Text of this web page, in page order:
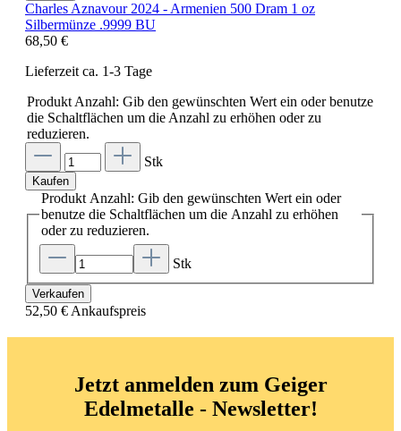
Charles Aznavour 2024 - Armenien 500 Dram 1 oz
Silbermünze .9999 BU
68,50 €
Lieferzeit ca. 1-3 Tage
Produkt Anzahl: Gib den gewünschten Wert ein oder benutze
die Schaltflächen um die Anzahl zu erhöhen oder zu
reduzieren.
Stk
Kaufen
Produkt Anzahl: Gib den gewünschten Wert ein oder
benutze die Schaltflächen um die Anzahl zu erhöhen
oder zu reduzieren.
Stk
Verkaufen
52,50 € Ankaufspreis
Jetzt anmelden zum Geiger
Edelmetalle - Newsletter!